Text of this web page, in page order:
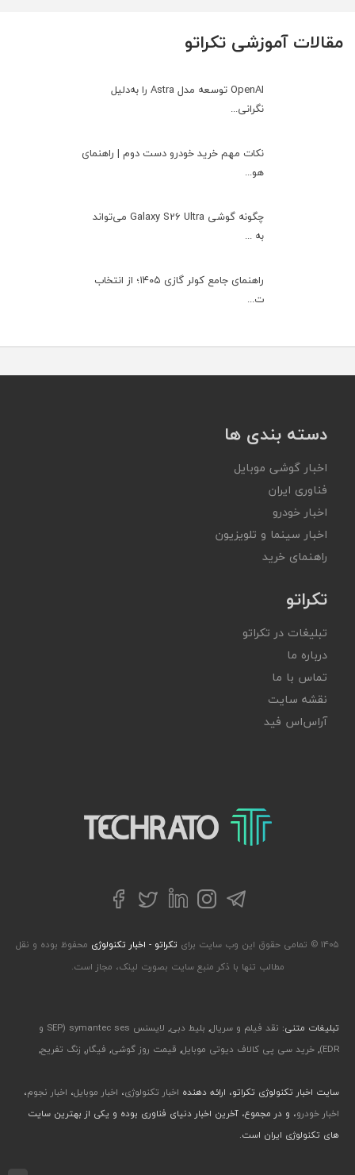
مقالات آموزشی تکراتو
OpenAI توسعه مدل Astra را به‌دلیل
نگرانی...
نکات مهم خرید خودرو دست دوم | راهنمای
هو...
چگونه گوشی Galaxy S26 Ultra می‌تواند
به ...
راهنمای جامع کولر گازی ۱۴۰۵؛ از انتخاب
ت...
دسته بندی ها
اخبار گوشی موبایل
فناوری ایران
اخبار خودرو
اخبار سینما و تلویزیون
راهنمای خرید
تکراتو
تبلیغات در تکراتو
درباره ما
تماس با ما
نقشه سایت
آر‌اس‌اس فید
تکراتو – زندگی با تکنولوژی
تلگراماینستاگرام
لینکداینتوییترفیسبوک
۱۴۰۵ © تمامی حقوق این وب سایت برای تکراتو - اخبار تکنولوژی محفوظ بوده و نقل
مطالب تنها با ذکر منبع سایت بصورت لینک، مجاز است.
تبلیغات متنی: نقد فیلم و سریال, بلیط دبی,
لایسنس symantec ses (SEP و
EDR)
, خرید سی پی کالاف دیوتی موبایل, قیمت روز گوشی, فیگار, زنگ تفریح,
سایت اخبار تکنولوژی تکراتو، ارائه دهنده اخبار تکنولوژی، اخبار موبایل، اخبار نجوم،
اخبار خودرو، و در مجموع، آخرین اخبار دنیای فناوری بوده و یکی از بهترین سایت
های تکنولوژی ایران است.